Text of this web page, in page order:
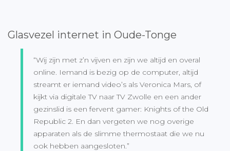
Glasvezel internet in Oude-Tonge
“Wij zijn met z’n vijven en zijn we altijd en overal
online. Iemand is bezig op de computer, altijd
streamt er iemand video’s als Veronica Mars, of
kijkt via digitale TV naar TV Zwolle en een ander
gezinslid is een fervent gamer: Knights of the Old
Republic 2. En dan vergeten we nog overige
apparaten als de slimme thermostaat die we nu
ook hebben aangesloten.”